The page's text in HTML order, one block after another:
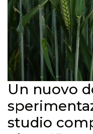
Un nuovo
studio